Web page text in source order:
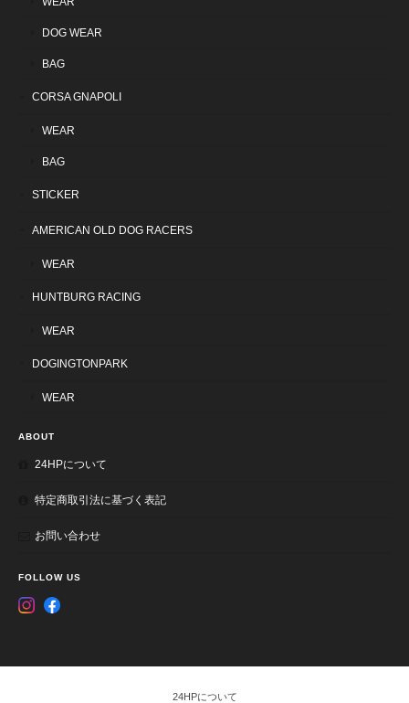
DOG WEAR
BAG
CORSA GNAPOLI
WEAR
BAG
STICKER
AMERICAN OLD DOG RACERS
WEAR
HUNTBURG RACING
WEAR
DOGINGTONPARK
WEAR
ABOUT
24HPについて
特定商取引法に基づく表記
お問い合わせ
FOLLOW US
24HPについて